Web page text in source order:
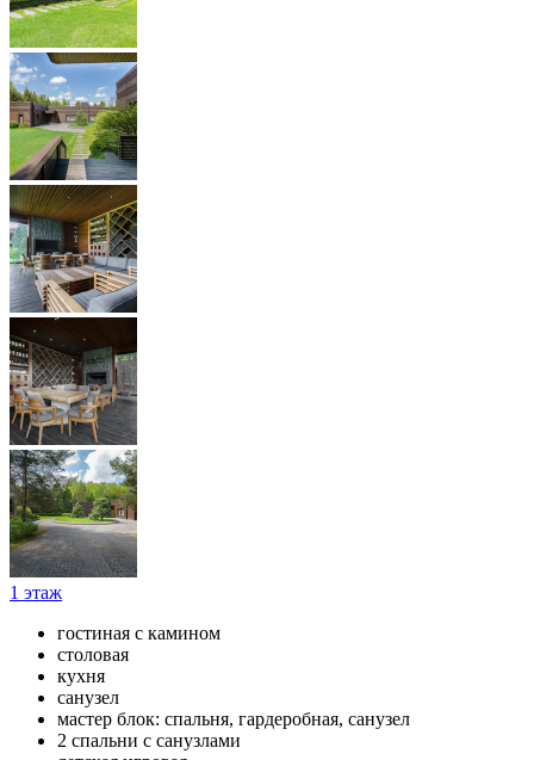
1 этаж
гостиная с камином
столовая
кухня
санузел
мастер блок: спальня, гардеробная, санузел
2 спальни с санузлами